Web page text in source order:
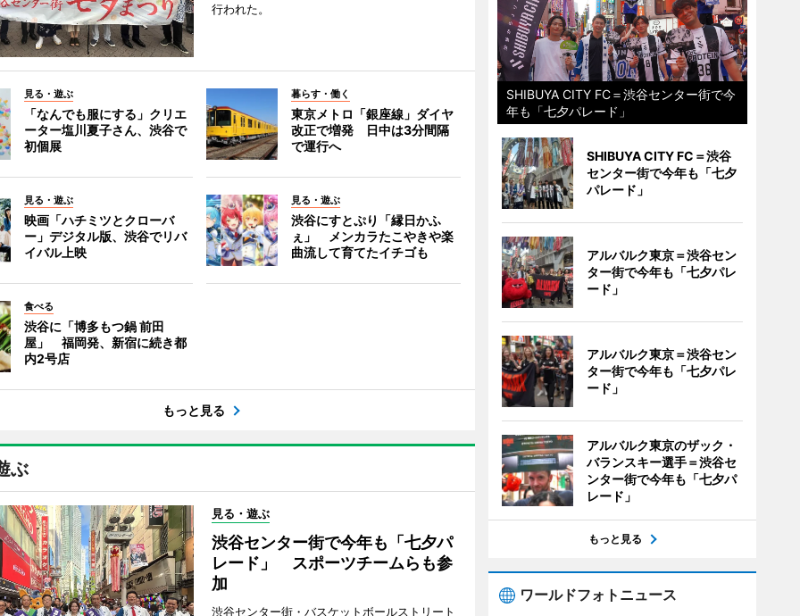
行われた。
見る・遊ぶ
「なんでも服にする」クリエ
ーター塩川夏子さん、渋谷で
初個展
暮らす・働く
東京メトロ「銀座線」ダイヤ
改正で増発 日中は3分間隔
で運行へ
見る・遊ぶ
映画「ハチミツとクローバ
ー」デジタル版、渋谷でリバ
イバル上映
見る・遊ぶ
渋谷にすとぷり「縁日かふ
ぇ」 メンカラたこやきや楽
曲流して育てたイチゴも
食べる
渋谷に「博多もつ鍋 前田
屋」 福岡発、新宿に続き都
内2号店
もっと見る
ぶ
見る・遊ぶ
渋谷センター街で今年も「七夕パ
レード」 スポーツチームらも参
加
渋谷センター街・バスケットボールストリート
SHIBUYA CITY FC＝渋谷センター街で今
年も「七夕パレード」
SHIBUYA CITY FC＝渋谷
センター街で今年も「七夕
パレード」
アルバルク東京＝渋谷セン
ター街で今年も「七夕パレ
ード」
アルバルク東京＝渋谷セン
ター街で今年も「七夕パレ
ード」
アルバルク東京のザック・
バランスキー選手＝渋谷セ
ンター街で今年も「七夕パ
レード」
もっと見る
ワールドフォトニュース